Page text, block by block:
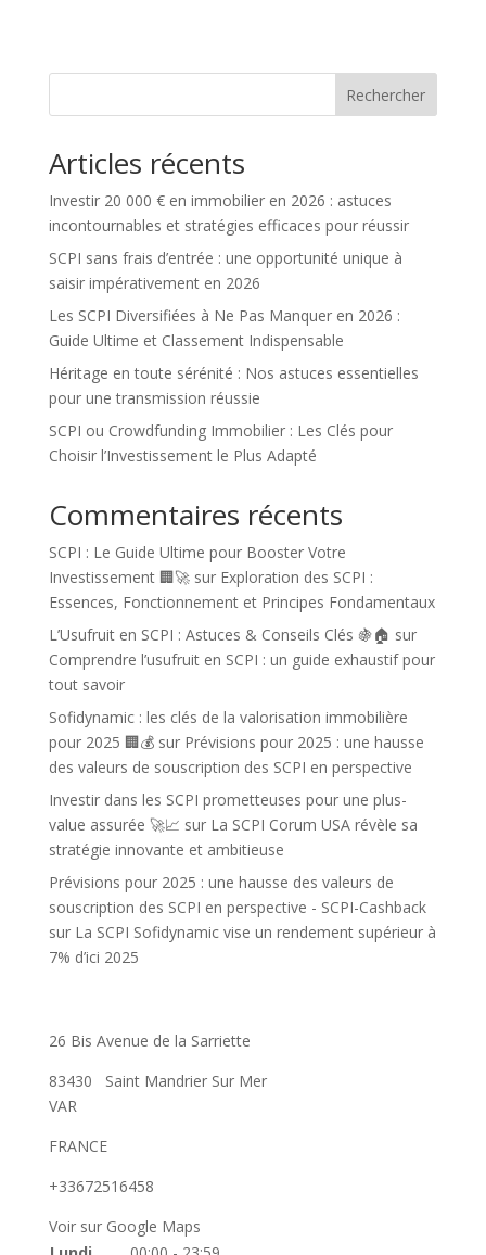
Rechercher
Articles récents
Investir 20 000 € en immobilier en 2026 : astuces
incontournables et stratégies efficaces pour réussir
SCPI sans frais d’entrée : une opportunité unique à
saisir impérativement en 2026
Les SCPI Diversifiées à Ne Pas Manquer en 2026 :
Guide Ultime et Classement Indispensable
Héritage en toute sérénité : Nos astuces essentielles
pour une transmission réussie
SCPI ou Crowdfunding Immobilier : Les Clés pour
Choisir l’Investissement le Plus Adapté
Commentaires récents
SCPI : Le Guide Ultime pour Booster Votre
Investissement 🏢🚀sur Exploration des SCPI :
Essences, Fonctionnement et Principes Fondamentaux
L’Usufruit en SCPI : Astuces & Conseils Clés 🍇🏠 sur
Comprendre l’usufruit en SCPI : un guide exhaustif pour
tout savoir
Sofidynamic : les clés de la valorisation immobilière
pour 2025 🏢💰sur Prévisions pour 2025 : une hausse
des valeurs de souscription des SCPI en perspective
Investir dans les SCPI prometteuses pour une plus-
value assurée 🚀📈 sur La SCPI Corum USA révèle sa
stratégie innovante et ambitieuse
Prévisions pour 2025 : une hausse des valeurs de
souscription des SCPI en perspective - SCPI-Cashback
sur La SCPI Sofidynamic vise un rendement supérieur à
7% d’ici 2025
26 Bis Avenue de la Sarriette
83430
Saint Mandrier Sur Mer
VAR
FRANCE
+33672516458
Voir sur Google Maps